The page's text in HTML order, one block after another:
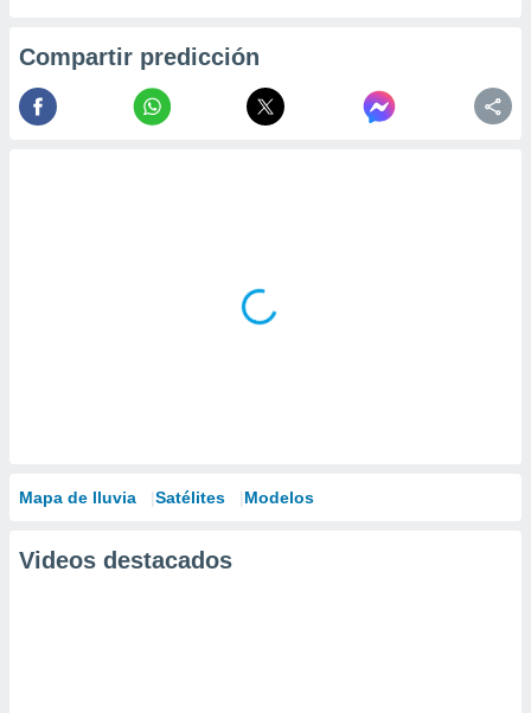
Compartir predicción
Mapa de lluvia Satélites Modelos
Videos destacados